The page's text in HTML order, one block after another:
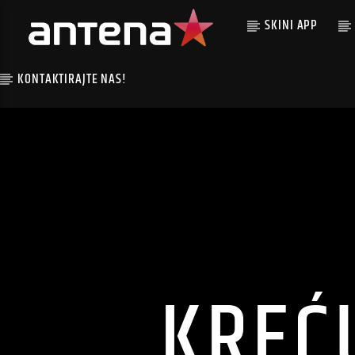
SKINI APP
KONTAKTIRAJTE NAS!